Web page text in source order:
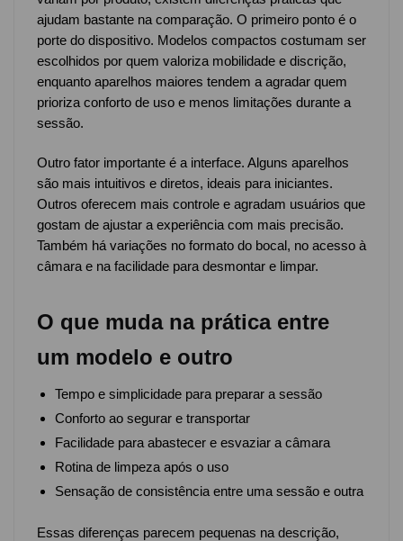
ajudam bastante na comparação. O primeiro ponto é o
porte do dispositivo. Modelos compactos costumam ser
escolhidos por quem valoriza mobilidade e discrição,
enquanto aparelhos maiores tendem a agradar quem
prioriza conforto de uso e menos limitações durante a
sessão.
Outro fator importante é a interface. Alguns aparelhos
são mais intuitivos e diretos, ideais para iniciantes.
Outros oferecem mais controle e agradam usuários que
gostam de ajustar a experiência com mais precisão.
Também há variações no formato do bocal, no acesso à
câmara e na facilidade para desmontar e limpar.
O que muda na prática entre
um modelo e outro
Tempo e simplicidade para preparar a sessão
Conforto ao segurar e transportar
Facilidade para abastecer e esvaziar a câmara
Rotina de limpeza após o uso
Sensação de consistência entre uma sessão e outra
Essas diferenças parecem pequenas na descrição,